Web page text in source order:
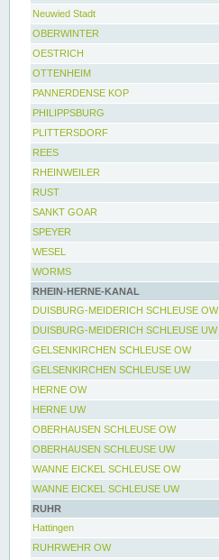
Neuwied Stadt
OBERWINTER
OESTRICH
OTTENHEIM
PANNERDENSE KOP
PHILIPPSBURG
PLITTERSDORF
REES
RHEINWEILER
RUST
SANKT GOAR
SPEYER
WESEL
WORMS
RHEIN-HERNE-KANAL
DUISBURG-MEIDERICH SCHLEUSE OW
DUISBURG-MEIDERICH SCHLEUSE UW
GELSENKIRCHEN SCHLEUSE OW
GELSENKIRCHEN SCHLEUSE UW
HERNE OW
HERNE UW
OBERHAUSEN SCHLEUSE OW
OBERHAUSEN SCHLEUSE UW
WANNE EICKEL SCHLEUSE OW
WANNE EICKEL SCHLEUSE UW
RUHR
Hattingen
RUHRWEHR OW